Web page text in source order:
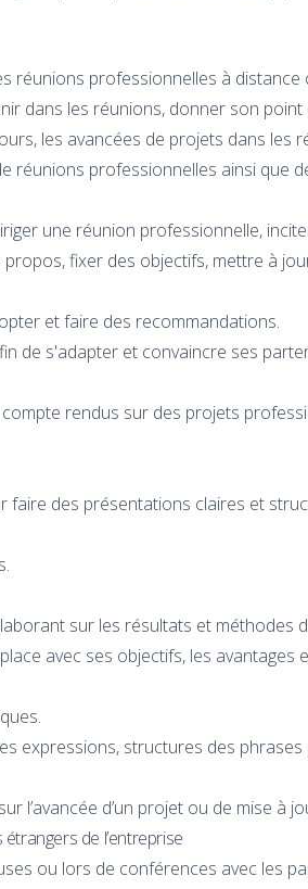
réunions professionnelles à
dans les réunions, donner son
les avancées de projets dans les
réunions professionnelles ainsi que
une réunion professionnelle,
fixer des objectifs, mettre à
et faire des recommandations.
de s'adapter et convaincre ses
rendus sur des projets
des présentations claires et
sur les résultats et méthodes
avec ses objectifs, les avantages
expressions, structures des
l’avancée d’un projet ou de mise à
de l’entreprise
ou lors de conférences avec les